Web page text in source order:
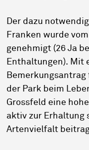
Der dazu
Franken wurde
genehmigt (26 Ja
Enthaltungen). Mit
der Park beim
Grossfeld eine
aktiv zur Erhaltung
Artenvielfalt